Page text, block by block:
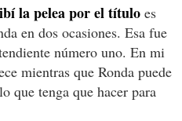
la pelea por el título es
en dos ocasiones. Esa fue
número uno. En mi
mientras que Ronda puede
que tenga que hacer para